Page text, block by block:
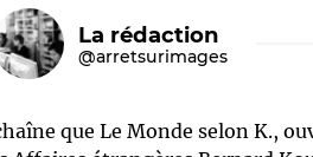
La rédaction
@arretsurimages
que Le Monde selon K.,